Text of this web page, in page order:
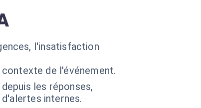
l'insatisfaction
de l'événement.
les réponses,
internes.